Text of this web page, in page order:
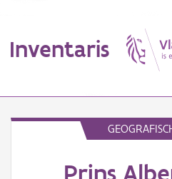
Inventaris
Erfgoedobject